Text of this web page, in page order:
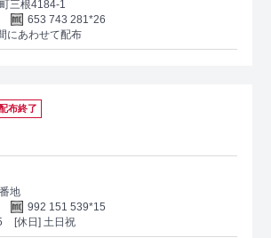
三根4184-1
653 743 281*26
にあわせて配布
布終了
地
992 151 539*15
[休日] 土日祝